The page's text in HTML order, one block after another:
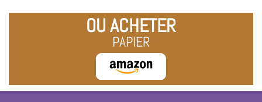
OU ACHETER
PAPIER